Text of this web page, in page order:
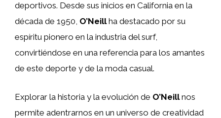
deportivos. Desde sus inicios en California en la
década de 1950, O’Neillha destacado por su
espíritu pionero en la industria del surf,
convirtiéndose en una referencia para los amantes
de este deporte y de la moda casual.
Explorar la historia y la evolución de O’Neillnos
permite adentrarnos en un universo de creatividad